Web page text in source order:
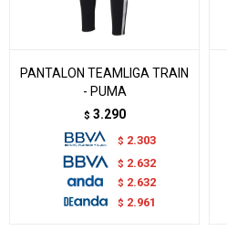
PANTALON TEAMLIGA TRAIN
- PUMA
$ 3.290
$ 2.303
$ 2.632
$ 2.632
$ 2.961